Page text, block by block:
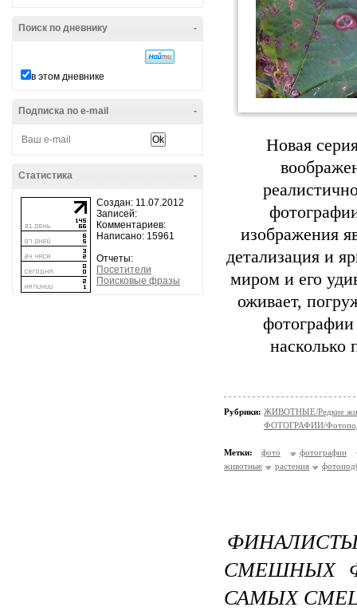
-
Поиск по дневнику
в этом дневнике
-
Подписка по e-mail
-
Статистика
Создан: 11.07.2012
Записей:
Комментариев:
Написано: 15961
Отчеты:
Посетители
Поисковые фразы
Новая
изображения
детализация и
миром и его
оживает,
насколько
Рубрики: ЖИВОТНЫЕ/Редкие
ФОТОГРАФИИ/
Метки: фото
фотографии
животные
растения
СМЕШНЫХ
САМЫХ